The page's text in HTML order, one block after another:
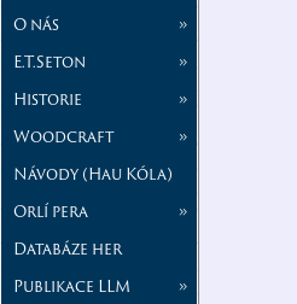
O nás
»
E.T.Seton
»
Historie
»
Woodcraft
»
Návody (Hau Kóla)
Orlí pera
»
Databáze her
Publikace LLM
»